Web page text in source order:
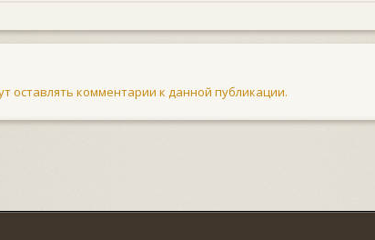
оставлять комментарии к данной публикации.